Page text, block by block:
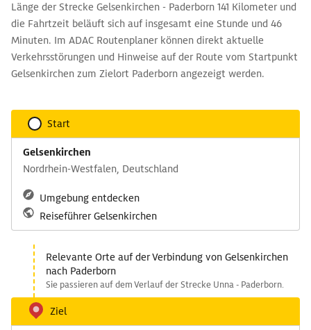
Länge der Strecke Gelsenkirchen - Paderborn 141 Kilometer und
die Fahrtzeit beläuft sich auf insgesamt eine Stunde und 46
Minuten. Im ADAC Routenplaner können direkt aktuelle
Verkehrsstörungen und Hinweise auf der Route vom Startpunkt
Gelsenkirchen zum Zielort Paderborn angezeigt werden.
Start
Gelsenkirchen
Nordrhein-Westfalen, Deutschland
Umgebung entdecken
Reiseführer Gelsenkirchen
Relevante Orte auf der Verbindung von Gelsenkirchen
nach Paderborn
Sie passieren auf dem Verlauf der Strecke Unna - Paderborn.
Ziel